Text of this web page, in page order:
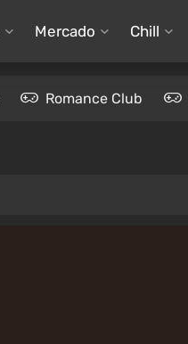
Mercado Chill
Romance Club